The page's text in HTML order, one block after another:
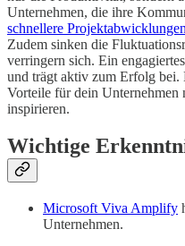
Unternehmen, die ihre
schnellere
Zudem sinken die
verringern sich. Ein
und trägt aktiv zum Erfolg
Vorteile für dein Unternehmen
inspirieren.
Wichtige
Microsoft Viva Amplify
Unternehmen.